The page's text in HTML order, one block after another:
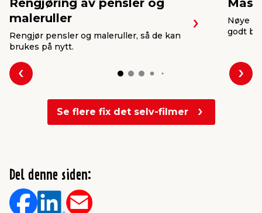
Rengjøring av pensler og
maleruller
Rengjør pensler og maleruller, så de kan
brukes på nytt.
Nøye
godt
Forrige
Se flere fix det selv-filmer
Del denne siden: